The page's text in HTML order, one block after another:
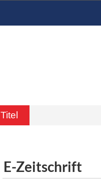
Titel
E-Zeitschrift